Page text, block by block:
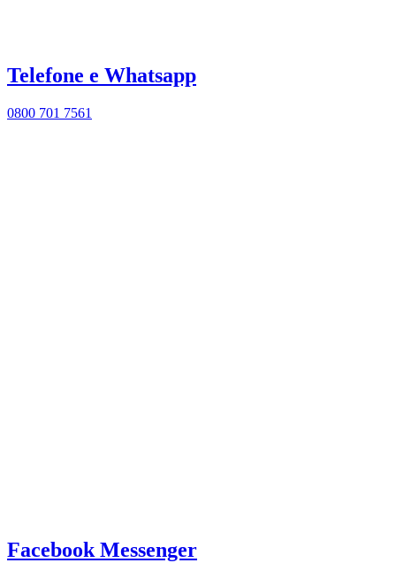
Telefone e Whatsapp
0800 701 7561
Facebook Messenger